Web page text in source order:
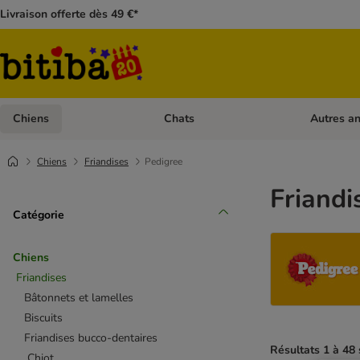
Livraison offerte dès 49 €*
Chiens Dérouler les catégories: Chiens
Chats Dérouler
Autres
Chiens Friandises Pedigree
Catégorie
Chiens
Friandises
Bâtonnets et lamelles
Biscuits
Friandises bucco-dentaires
Résultats 1 à 48